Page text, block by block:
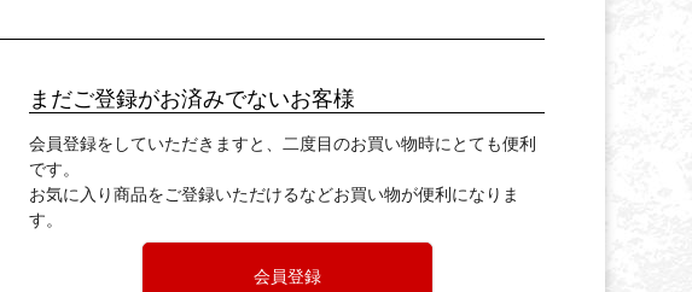
まだご登録がお済みでないお客様
会員登録をしていただきますと、二度目のお買い物時にとても便利
です。
お気に入り商品をご登録いただけるなどお買い物が便利になりま
す。
会員登録